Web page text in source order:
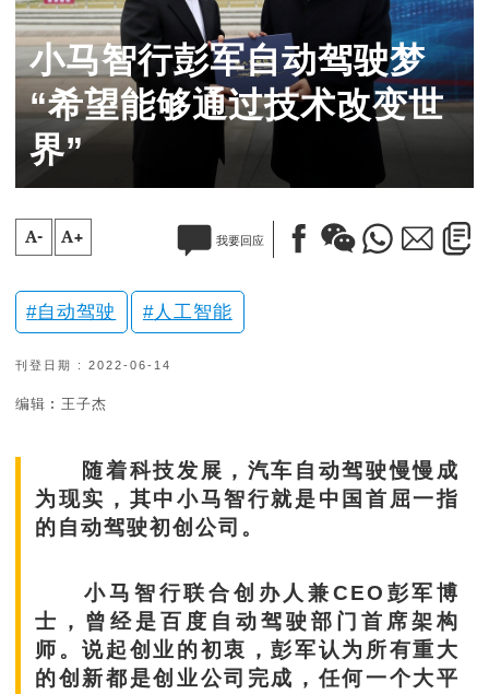
小马智行彭军自动驾驶梦
“希望能够通过技术改变世
界”
A- A+ 我要回应
自动驾驶 人工智能
刊登日期 : 2022-06-14
编辑︰王子杰
随着科技发展，汽车自动驾驶慢慢成
为现实，其中小马智行就是中国首屈一指
的自动驾驶初创公司。
小马智行联合创办人兼CEO彭军博
士，曾经是百度自动驾驶部门首席架构
师。说起创业的初衷，彭军认为所有重大
的创新都是创业公司完成，任何一个大平